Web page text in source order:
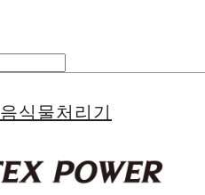
식물처리기